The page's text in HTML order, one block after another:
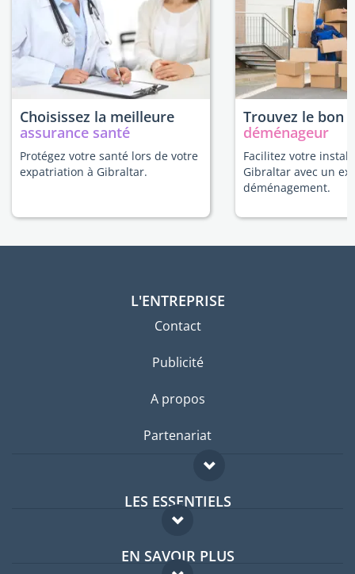
Choisissez la meilleure
assurance santé
Protégez votre santé lors de votre
expatriation à Gibraltar.
Trouvez le bon
déménageur
Facilitez votre
Gibraltar avec un
déménagement.
L'ENTREPRISE
Contact
Publicité
A propos
Partenariat
LES ESSENTIELS
Forum expatriés
Guides pays
EN SAVOIR PLUS